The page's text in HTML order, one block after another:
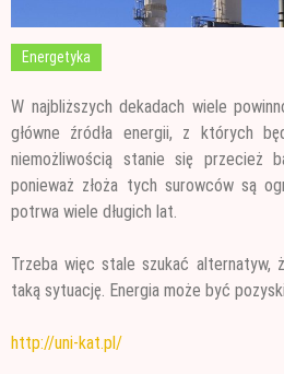
Energetyka
W najbliższych dekadach wiele
główne źródła energii, z których
niemożliwością stanie się przecież
ponieważ złoża tych surowców są
potrwa wiele długich lat.
Trzeba więc stale szukać alternatyw,
taką sytuację. Energia może być
http://uni-kat.pl/